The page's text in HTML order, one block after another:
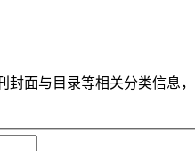
面与目录等相关分类信息，